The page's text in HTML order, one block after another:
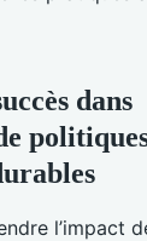
dans
l’impact